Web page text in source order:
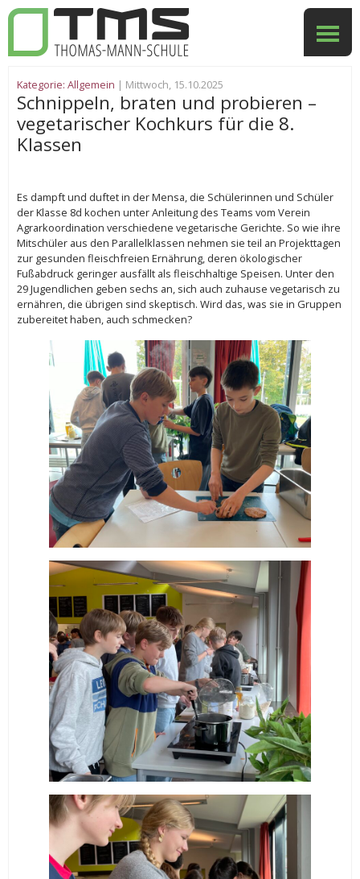
Kategorie: Allgemein | Mittwoch, 15.10.2025
Schnippeln, braten und probieren –
vegetarischer Kochkurs für die 8.
Klassen
Es dampft und duftet in der Mensa, die Schülerinnen und Schüler
der Klasse 8d kochen unter Anleitung des Teams vom Verein
Agrarkoordination verschiedene vegetarische Gerichte. So wie ihre
Mitschüler aus den Parallelklassen nehmen sie teil an Projekttagen
zur gesunden fleischfreien Ernährung, deren ökologischer
Fußabdruck geringer ausfällt als fleischhaltige Speisen. Unter den
29 Jugendlichen geben sechs an, sich auch zuhause vegetarisch zu
ernähren, die übrigen sind skeptisch. Wird das, was sie in Gruppen
zubereitet haben, auch schmecken?